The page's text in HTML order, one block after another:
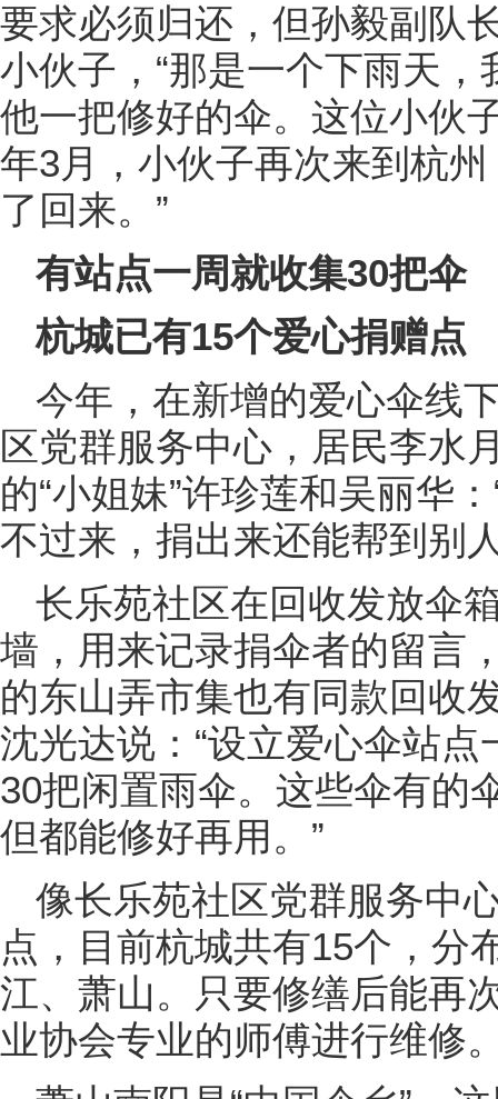
要求必须归还，但孙毅副队
小伙子，“那是一个下雨天
他一把修好的伞。这位小伙
年3月，小伙子再次来到杭
了回来。”
有站点一周就收集30把伞
杭城已有15个爱心捐赠点
今年，在新增的爱心伞
区党群服务中心，居民李水
的“小姐妹”许珍莲和吴丽华
不过来，捐出来还能帮到别
长乐苑社区在回收发放伞
墙，用来记录捐伞者的留言
的东山弄市集也有同款回收
沈光达说：“设立爱心伞站
30把闲置雨伞。这些伞有的
但都能修好再用。”
像长乐苑社区党群服务中
点，目前杭城共有15个，分
江、萧山。只要修缮后能再
业协会专业的师傅进行维修